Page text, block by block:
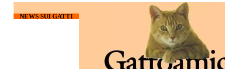
NEWS SUI GATTI